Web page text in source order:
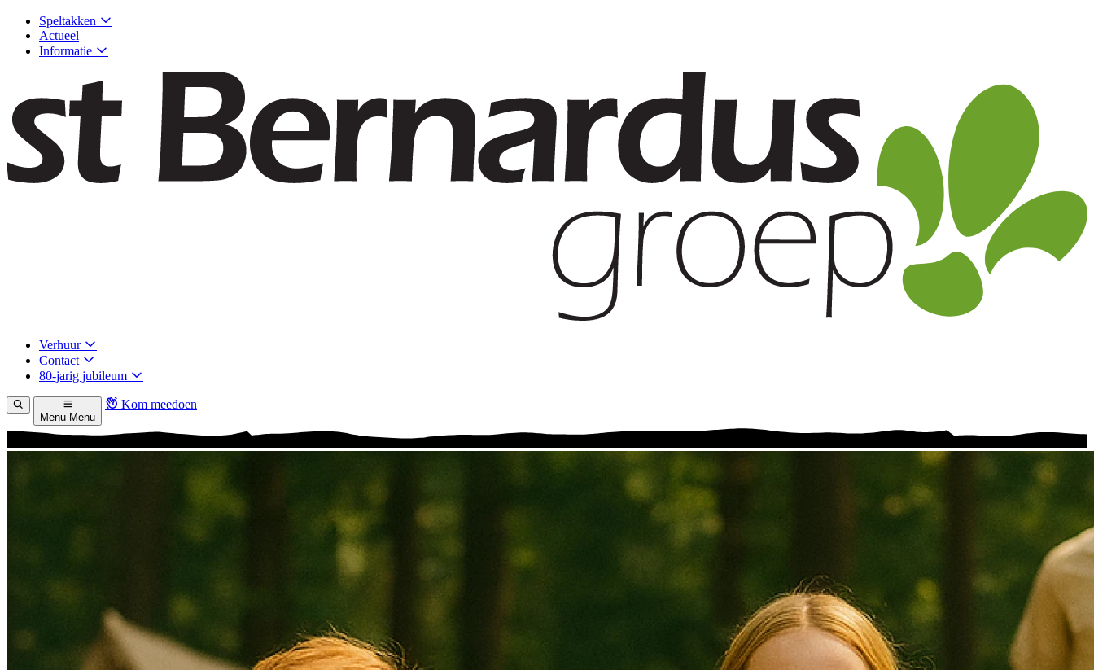
Speltakken
Actueel
Informatie
Verhuur
Contact
80-jarig jubileum
Menu Menu
Kom meedoen